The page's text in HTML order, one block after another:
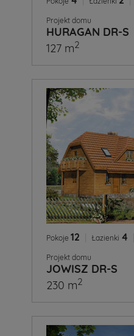
Projekt domu
HURAGAN DR-S
127 m2
Pokoje 12 Łazienki 4
Projekt domu
JOWISZ DR-S
230 m2